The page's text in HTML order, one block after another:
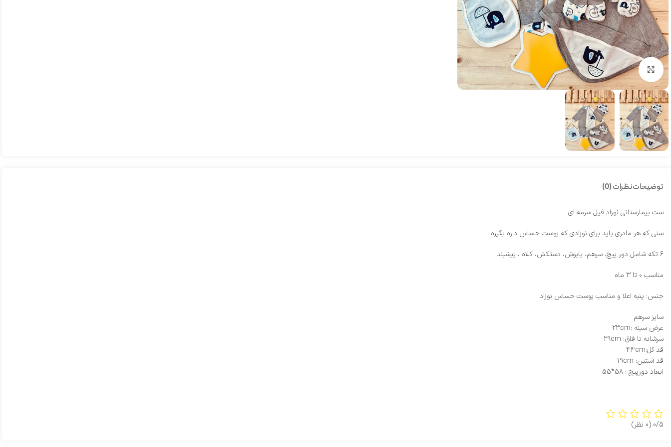
بزرگنمایی تصویر
توضیحاتنظرات (0)
ست بیمارستانی نوزاد فیل سرمه ای
ستی که هر مادری باید برای نوزادی که پوست حساس داره بگیره
۶ تکه شامل دور پیچ، سرهم، پاپوش، دستکش، کلاه ، پیشبند
مناسب ۰ تا ۳ ماه
جنس: پنبه اعلا و مناسب پوست حساس نوزاد
سایز سرهم
عرض سینه :23cm
سرشانه تا فاق: 29cm
قد کل:44cm
قد آستین: 19cm
ابعاد دورپیچ : 58*55
0/5 (0 نظر)